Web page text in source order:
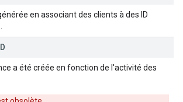
en associant des clients à des ID
a été créée en fonction de l'activité des